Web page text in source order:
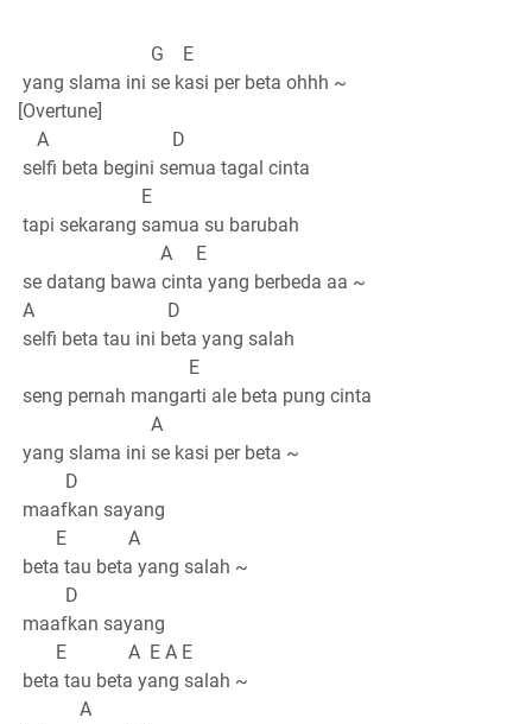
G E
yang slama ini se kasi per beta ohhh ~
[Overtune]
A D
selfi beta begini semua tagal cinta
E
tapi sekarang samua su barubah
A E
se datang bawa cinta yang berbeda aa ~
A D
selfi beta tau ini beta yang salah
E
seng pernah mangarti ale beta pung cinta
A
yang slama ini se kasi per beta ~
D
maafkan sayang
E A
beta tau beta yang salah ~
D
maafkan sayang
E A E A E
beta tau beta yang salah ~
A